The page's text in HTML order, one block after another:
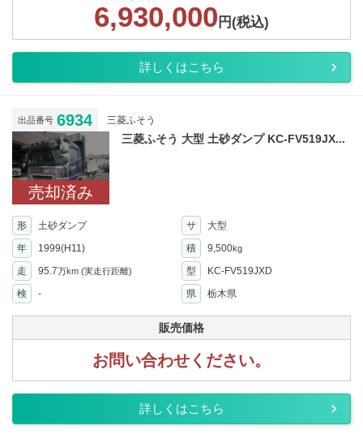
6,930,000 円(税込)
詳しくはこちら
出品番号 6934 三菱ふそう
売却済み
三菱ふそう 大型 土砂ダンプ KC-FV519JX...
形 土砂ダンプ サ
大型
年
1999(H11) 積 9,500kg
走 95.7万km (実走行距離) 型
KC-FV519JXD
検
- 県 栃木県
販売価格
お問い合わせください。
詳しくはこちら